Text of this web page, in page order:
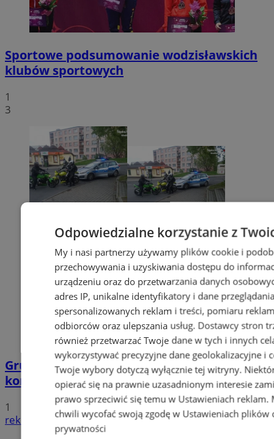
Sportowe podsumowanie wodzisławskich
klubów sportowych
1
3
Grupa motocyklistów zatrzymała
kompletnie pijanego mężczyznę
1
reklama
Odpowiedzialne korzystanie z
My i nasi partnerzy używamy plików cookie i
przechowywania i uzyskiwania dostępu do
urządzeniu oraz do przetwarzania danych
adres IP, unikalne identyfikatory i dane
spersonalizowanych reklam i treści, pomiaru
odbiorców oraz ulepszania usług. Dostawcy stron
również przetwarzać Twoje dane w tych i innych
wykorzystywać precyzyjne dane geolokalizacyjne i
Twoje wybory dotyczą wyłącznie tej witryny.
opierać się na prawnie uzasadnionym interesie
prawo sprzeciwić się temu w Ustawieniach reklam.
chwili wycofać swoją zgodę w Ustawieniach plików
prywatności